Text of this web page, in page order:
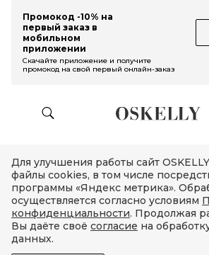
Промокод -10% на
первый заказ в
мобильном
приложении
Скачайте приложение и получите
промокод на свой первый онлайн-заказ
Для улучшения работы сайт
файлы cookies, в том числе
программы «Яндекс метрика».
осуществляется согласно условиям
конфиденциальности. Продолжая
Вы даёте своё согласие на
данных.